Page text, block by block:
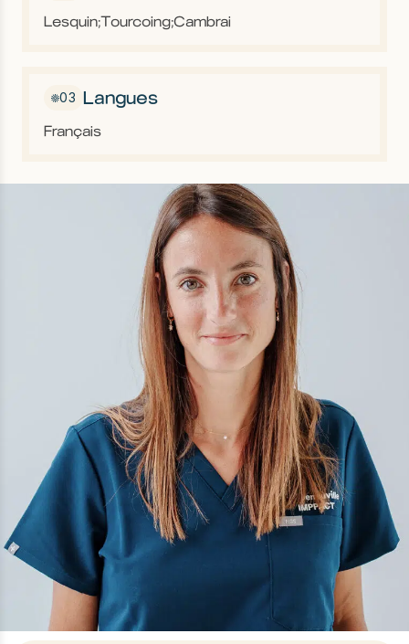
Lesquin;Tourcoing;Cambrai
03 Langues
Français